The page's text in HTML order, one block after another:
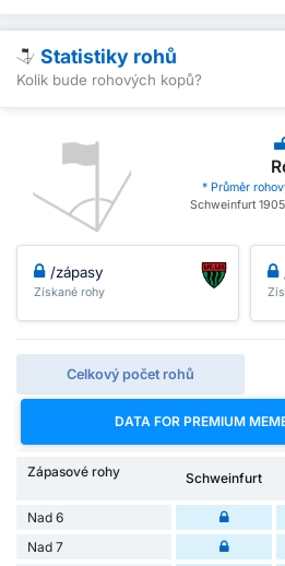
Statistiky rohů
Kolik bude rohových kopů?
* Průměr
Schweinfurt
/zápasy
Získané rohy
Celkový počet rohů
DATA FOR PREMIUM
Zápasové rohy Schweinfurt
Nad 6
Nad 7